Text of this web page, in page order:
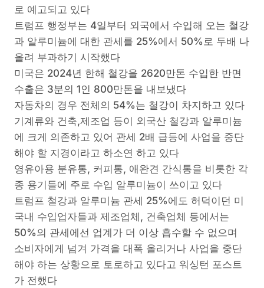
로 예고되고 있다
트럼프 행정부는 4일부터 외국에서 수입해 오는 철강
과 알루미늄에 대한 관세를 25%에서 50%로 두배 나
올려 부과하기 시작했다
미국은 2024년 한해 철강을 2620만톤 수입한 반면
수출은 3분의 1인 800만톤을 내보냈다
자동차의 경우 전체의 54%는 철강이 차지하고 있다
기계류와 건축,제조업 등이 외국산 철강과 알루미늄
에 크게 의존하고 있어 관세 2배 급등에 사업을 중단
해야 할 지경이라고 하소연 하고 있다
영유아용 분유통, 커피통, 애완견 간식통을 비롯한 각
종 용기들에 주로 수입 알루미늄이 쓰이고 있다
트럼프 철강과 알루미늄 관세 25%에도 허덕이던 미
국내 수입업자들과 제조업체, 건축업체 등에서는
50%의 관세에선 업계가 더 이상 흡수할 수 없으며
소비자에게 넘겨 가격을 대폭 올리거나 사업을 중단
해야 하는 상황으로 토로하고 있다고 워싱턴 포스트
가 전했다